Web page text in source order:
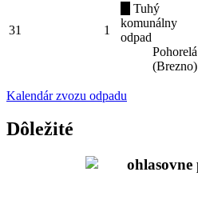
31 1
Tuhý
komunálny
odpad
Pohorelá
(Brezno)
Kalendár zvozu odpadu
Dôležité